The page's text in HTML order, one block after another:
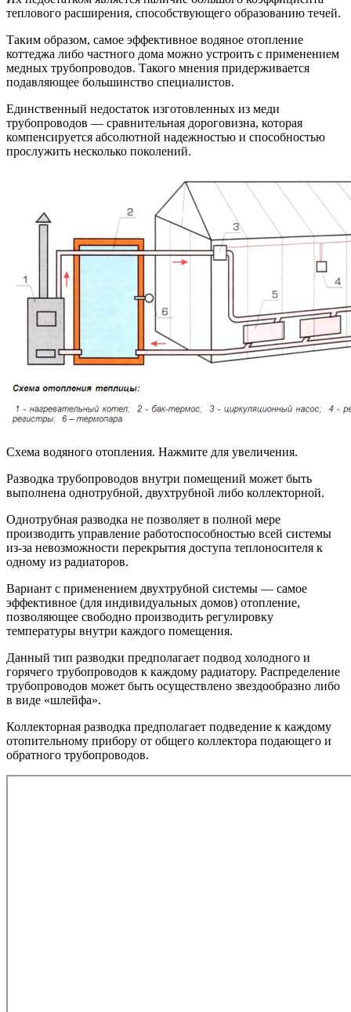
теплового расширения, способствующего образованию течей.
Таким образом, самое эффективное водяное отопление
коттеджа либо частного дома можно устроить с применением
медных трубопроводов. Такого мнения придерживается
подавляющее большинство специалистов.
Единственный недостаток изготовленных из меди
трубопроводов — сравнительная дороговизна, которая
компенсируется абсолютной надежностью и способностью
прослужить несколько поколений.
Схема водяного отопления. Нажмите для увеличения.
Разводка трубопроводов внутри помещений может быть
выполнена однотрубной, двухтрубной либо коллекторной.
Однотрубная разводка не позволяет в полной мере
производить управление работоспособностью всей системы
из-за невозможности перекрытия доступа теплоносителя к
одному из радиаторов.
Вариант с применением двухтрубной системы — самое
эффективное (для индивидуальных домов) отопление,
позволяющее свободно производить регулировку
температуры внутри каждого помещения.
Данный тип разводки предполагает подвод холодного и
горячего трубопроводов к каждому радиатору. Распределение
трубопроводов может быть осуществлено звездообразно либо
в виде «шлейфа».
Коллекторная разводка предполагает подведение к каждому
отопительному прибору от общего коллектора подающего и
обратного трубопроводов.